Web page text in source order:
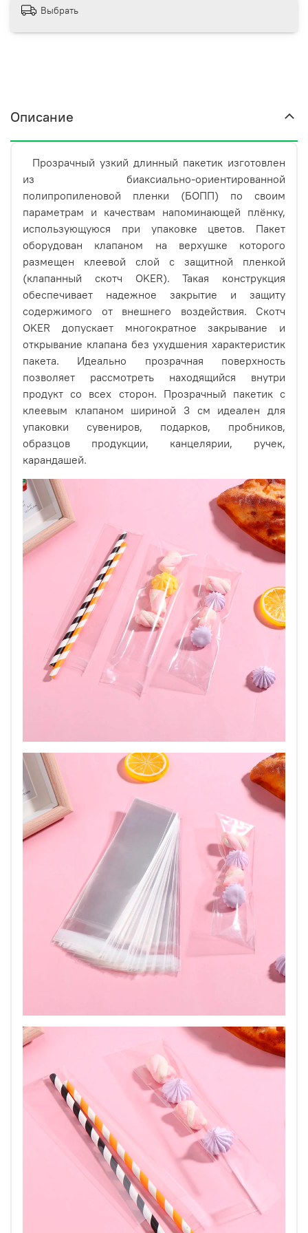
Особенности использования: Пакеты следует хранить
при температуре от -5 градусов до +37 градусов. В
холодное время года пакеты перед использованием
необходимо выдерживать при комнатной температуре
не менее суток.
Выбрать
Описание
Прозрачный узкий длинный пакетик изготовлен
из биаксиально-ориентированной
полипропиленовой пленки (БОПП) по своим
параметрам и качествам напоминающей плёнку,
использующуюся при упаковке цветов. Пакет
оборудован клапаном на верхушке которого
размещен клеевой слой с защитной пленкой
(клапанный скотч OKER). Такая конструкция
обеспечивает надежное закрытие и защиту
содержимого от внешнего воздействия. Скотч
OKER допускает многократное закрывание и
открывание клапана без ухудшения характеристик
пакета. Идеально прозрачная поверхность
позволяет рассмотреть находящийся внутри
продукт со всех сторон. Прозрачный пакетик с
клеевым клапаном шириной 3 см идеален для
упаковки сувениров, подарков, пробников,
образцов продукции, канцелярии, ручек,
карандашей.